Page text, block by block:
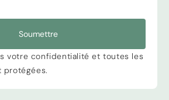
Soumettre
votre confidentialité et toutes les
protégées.